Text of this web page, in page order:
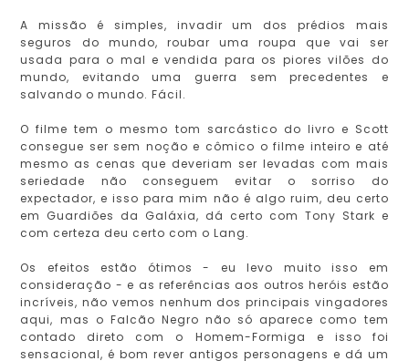
A missão é simples, invadir um dos prédios mais
seguros do mundo, roubar uma roupa que vai ser
usada para o mal e vendida para os piores vilões do
mundo, evitando uma guerra sem precedentes e
salvando o mundo. Fácil.
O filme tem o mesmo tom sarcástico do livro e Scott
consegue ser sem noção e cômico o filme inteiro e até
mesmo as cenas que deveriam ser levadas com mais
seriedade não conseguem evitar o sorriso do
expectador, e isso para mim não é algo ruim, deu certo
em Guardiões da Galáxia, dá certo com Tony Stark e
com certeza deu certo com o Lang.
Os efeitos estão ótimos - eu levo muito isso em
consideração - e as referências aos outros heróis estão
incríveis, não vemos nenhum dos principais vingadores
aqui, mas o Falcão Negro não só aparece como tem
contado direto com o Homem-Formiga e isso foi
sensacional, é bom rever antigos personagens e dá um